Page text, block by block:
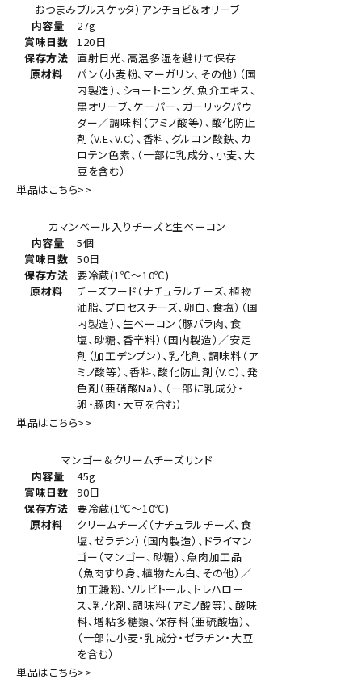
おつまみブルスケッタ）アンチョビ＆オリーブ
内容量
27g
賞味日数 120日
保存方法 直射日光、高温多湿を避けて保存
原材料
パン（小麦粉、マーガリン、その他）（国
内製造）、ショートニング、魚介エキス、
黒オリーブ、ケーパー、ガーリックパウ
ダー／調味料（アミノ酸等）、酸化防止
剤（V.E、V.C）、香料、グルコン酸鉄、カ
ロテン色素、（一部に乳成分、小麦、大
豆を含む）
単品はこちら>>
カマンベール入りチーズと生ベーコン
内容量
5個
賞味日数 50日
保存方法
要冷蔵(1℃～10℃)
原材料
チーズフード（ナチュラルチーズ、植物
油脂、プロセスチーズ、卵白、食塩）（国
内製造）、生ベーコン（豚バラ肉、食
塩、砂糖、香辛料）（国内製造）／安定
剤（加工デンプン）、乳化剤、調味料（ア
ミノ酸等）、香料、酸化防止剤（V.C）、発
色剤（亜硝酸Na）、（一部に乳成分・
卵・豚肉・大豆を含む）
単品はこちら>>
マンゴー＆クリームチーズサンド
内容量
45g
賞味日数 90日
保存方法
要冷蔵(1℃～10℃)
原材料
クリームチーズ（ナチュラルチーズ、食
塩、ゼラチン）（国内製造）、ドライマン
ゴー（マンゴー、砂糖）、魚肉加工品
（魚肉すり身、植物たん白、その他）／
加工澱粉、ソルビトール、トレハロー
ス、乳化剤、調味料（アミノ酸等）、酸味
料、増粘多糖類、保存料（亜硫酸塩）、
（一部に小麦・乳成分・ゼラチン・大豆
を含む）
単品はこちら>>